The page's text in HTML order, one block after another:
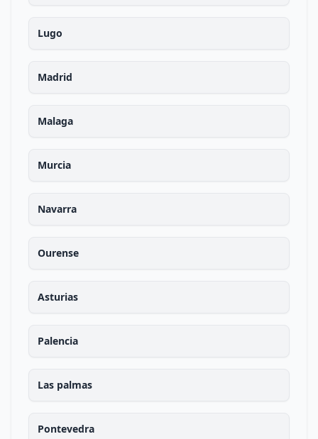
Lugo
Madrid
Malaga
Murcia
Navarra
Ourense
Asturias
Palencia
Las palmas
Pontevedra